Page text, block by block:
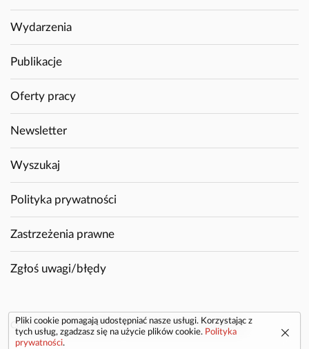
Wydarzenia
Publikacje
Oferty pracy
Newsletter
Wyszukaj
Polityka prywatności
Zastrzeżenia prawne
Zgłoś uwagi/błędy
Copyright © 2026 GAZEX. Wszelkie prawa zastrzeżone.
Pliki cookie pomagają udostępniać nasze usługi. Korzystając z
tych usług, zgadzasz się na użycie plików cookie. Polityka
prywatności.